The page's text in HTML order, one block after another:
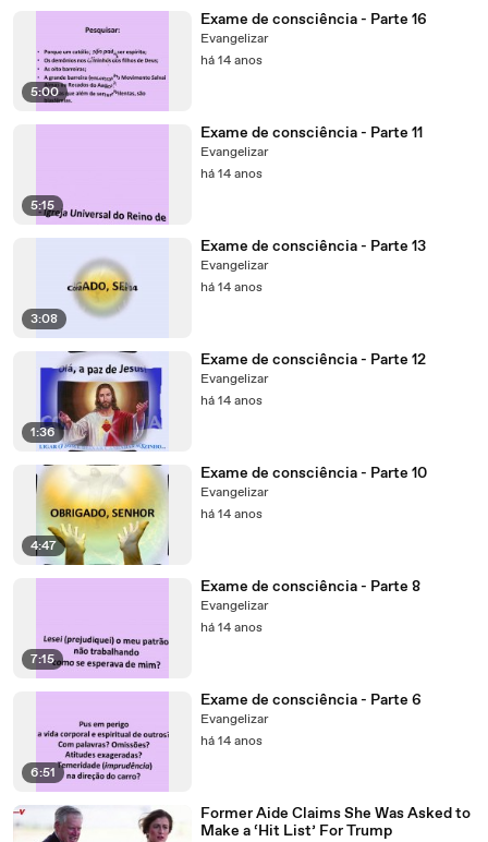
5:00
Exame de consciência - Parte 16
Evangelizar
há 14 anos
5:15
Exame de consciência - Parte 11
Evangelizar
há 14 anos
3:08
Exame de consciência - Parte 13
Evangelizar
há 14 anos
1:36
Exame de consciência - Parte 12
Evangelizar
há 14 anos
4:47
Exame de consciência - Parte 10
Evangelizar
há 14 anos
7:15
Exame de consciência - Parte 8
Evangelizar
há 14 anos
6:51
Exame de consciência - Parte 6
Evangelizar
há 14 anos
Former Aide Claims She Was Asked to
Make a ‘Hit List’ For Trump